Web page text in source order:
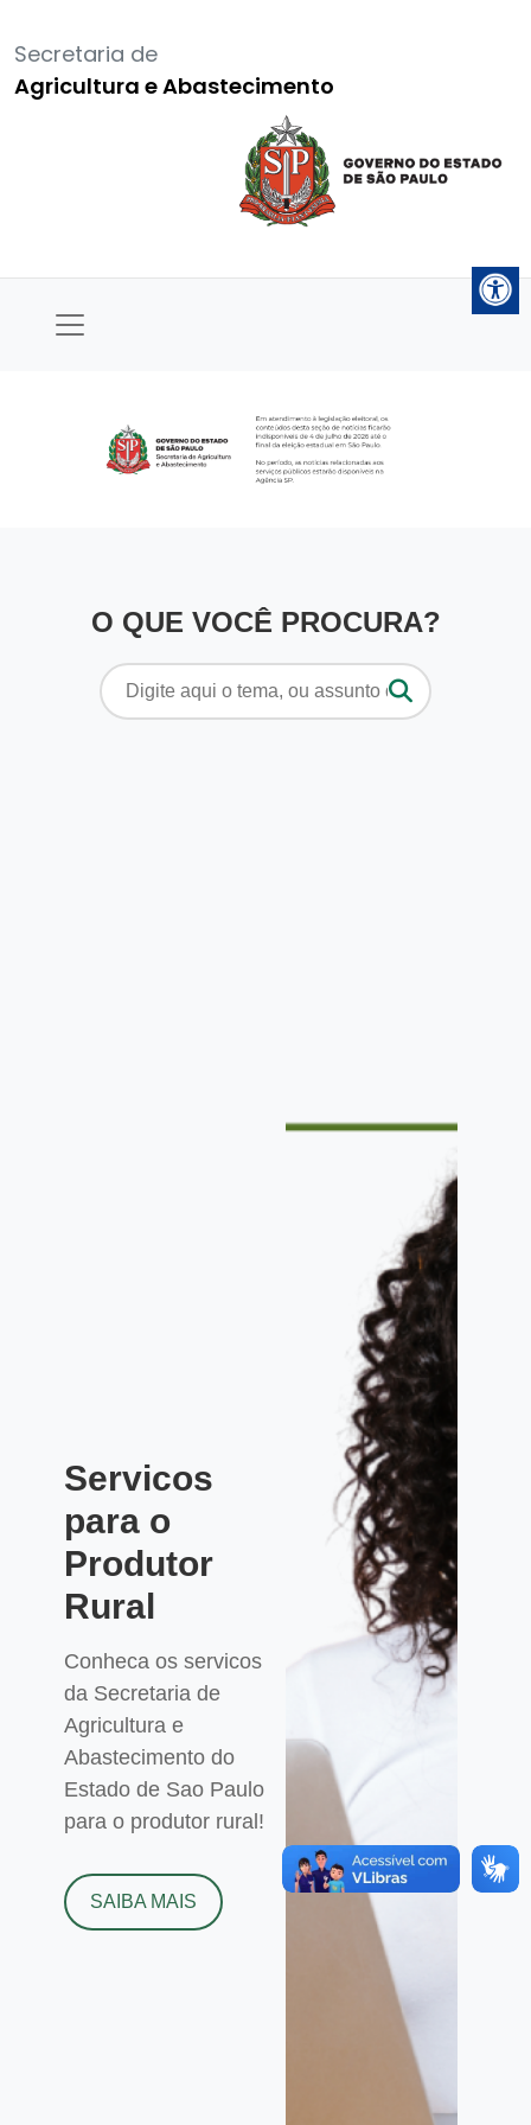
Secretaria de
Agricultura e Abastecimento
O QUE VOCÊ PROCURA?
Pesquisar
por:
Servicos
para o
Produtor
Rural
Conheca os servicos
da Secretaria de
Agricultura e
Abastecimento do
Estado de Sao Paulo
para o produtor rural!
SAIBA MAIS